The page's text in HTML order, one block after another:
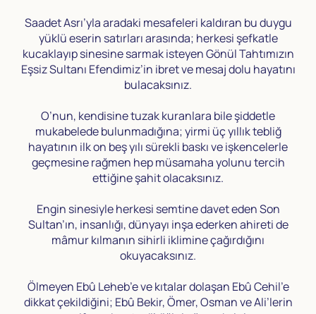
Saadet Asrı’yla aradaki mesafeleri kaldıran bu duygu
yüklü eserin satırları arasında; herkesi şefkatle
kucaklayıp sinesine sarmak isteyen Gönül Tahtımızın
Eşsiz Sultanı Efendimiz’in ibret ve mesaj dolu hayatını
bulacaksınız.
O’nun, kendisine tuzak kuranlara bile şiddetle
mukabelede bulunmadığına; yirmi üç yıllık tebliğ
hayatının ilk on beş yılı sürekli baskı ve işkencelerle
geçmesine rağmen hep müsamaha yolunu tercih
ettiğine şahit olacaksınız.
Engin sinesiyle herkesi semtine davet eden Son
Sultan’ın, insanlığı, dünyayı inşa ederken ahireti de
mâmur kılmanın sihirli iklimine çağırdığını
okuyacaksınız.
Ölmeyen Ebû Leheb’e ve kıtalar dolaşan Ebû Cehil’e
dikkat çekildiğini; Ebû Bekir, Ömer, Osman ve Ali’lerin